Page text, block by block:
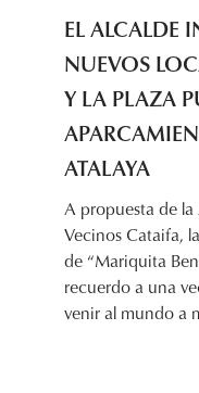
EL ALCALDE
NUEVOS
Y LA PLAZA
ATALAYA
A propuesta de
Vecinos Cataifa,
de “Mariquita
recuerdo a una
venir al mundo a